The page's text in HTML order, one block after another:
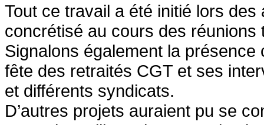
Tout ce travail a été initié lors
concrétisé au cours des réunions
Signalons également la présence
fête des retraités CGT et ses
et différents syndicats.
D’autres projets auraient pu se